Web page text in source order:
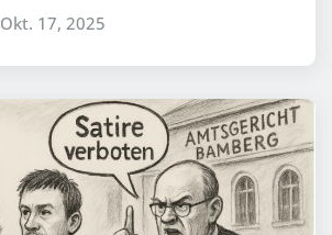
Okt. 17, 2025